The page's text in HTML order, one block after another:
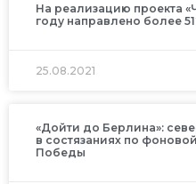
На реализацию проекта
году направлено более
25.08.2021
«Дойти до Берлина»:
в состязаниях по
Победы